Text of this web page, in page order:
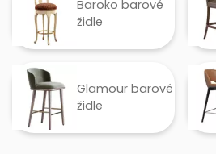
Baroko barové
židle
Glamour barové
židle